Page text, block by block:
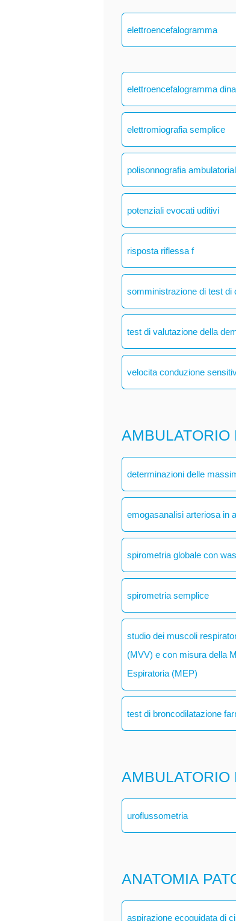
elettroencefalogramma
elettroencefalogramma
elettromiografia semplice
polisonnografia
potenziali evocati uditivi
risposta riflessa f
somministrazione di test di
test di valutazione della
velocita conduzione
determinazioni delle
emogasanalisi arteriosa in
spirometria globale con
spirometria semplice
studio dei muscoli
(MVV) e con misura della
Espiratoria (MEP)
test di broncodilatazione
AMBULATORIO
uroflussometria
ANATOMIA
aspirazione ecoguidata di